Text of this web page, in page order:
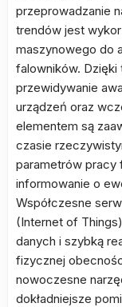
przeprowadzanie
trendów jest
maszynowego do
falowników.
przewidywanie
urządzeń oraz
elementem są
czasie
parametrów pracy
informowanie o
Współczesne
(Internet of
danych i szybką
fizycznej
nowoczesne
dokładniejsze